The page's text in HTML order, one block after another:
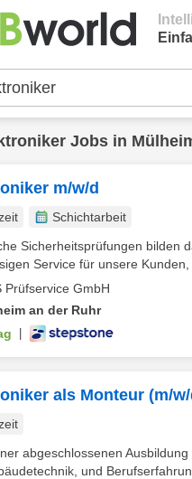
Jobs in
m/w/d
Schichtarbeit
Sicherheitsprüfungen bilden
Service für unsere Kunden,
Prüfservice GmbH
an der Ruhr
als Monteur (m/
abgeschlossenen
und